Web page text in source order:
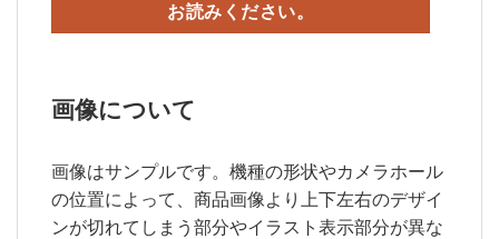
お読みください。
画像について
画像はサンプルです。機種の形状やカメラホール
の位置によって、商品画像より上下左右のデザイ
ンが切れてしまう部分やイラスト表示部分が異な